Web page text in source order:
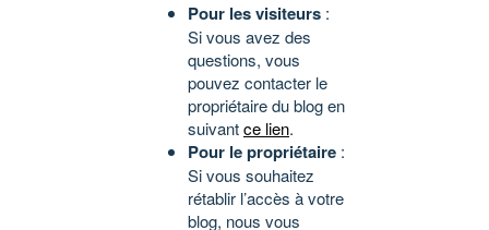
Pour les visiteurs :
Si vous avez des
questions, vous
pouvez contacter le
propriétaire du blog en
suivantce lien.
Pour le propriétaire :
Si vous souhaitez
rétablir l’accès à votre
blog, nous vous